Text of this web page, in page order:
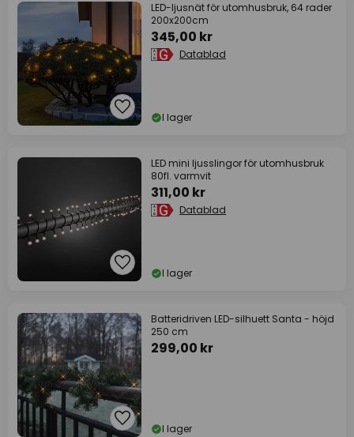
LED-ljusnät för utomhusbruk, 64 rader
200x200cm
345,00 kr
Datablad
I lager
LED mini ljusslingor för utomhusbruk
80fl. varmvit
311,00 kr
Datablad
I lager
Batteridriven LED-silhuett Santa - höjd
250 cm
299,00 kr
I lager